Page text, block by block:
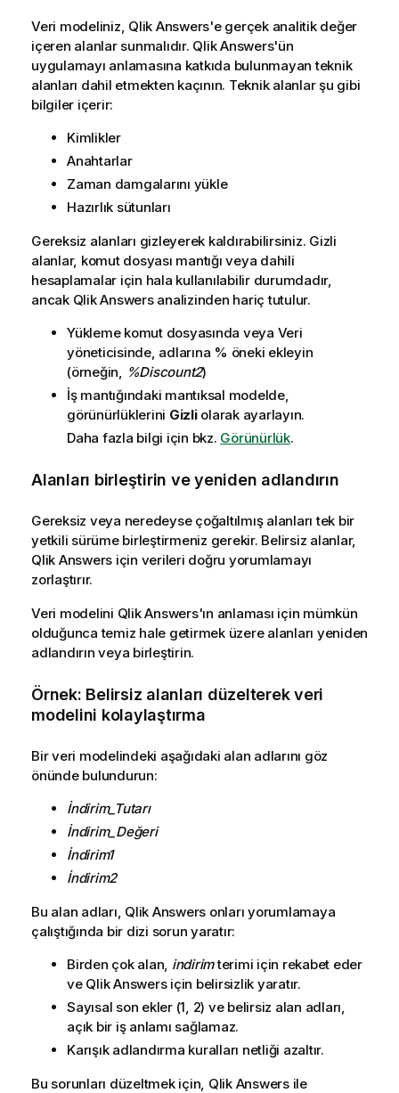
Veri modeliniz, Qlik Answers'e gerçek analitik değer
içeren alanlar sunmalıdır. Qlik Answers'ün
uygulamayı anlamasına katkıda bulunmayan teknik
alanları dahil etmekten kaçının. Teknik alanlar şu gibi
bilgiler içerir:
Kimlikler
Anahtarlar
Zaman damgalarını yükle
Hazırlık sütunları
Gereksiz alanları gizleyerek kaldırabilirsiniz. Gizli
alanlar, komut dosyası mantığı veya dahili
hesaplamalar için hala kullanılabilir durumdadır,
ancak Qlik Answersanalizinden hariç tutulur.
Yükleme komut dosyasında veya Veri
yöneticisinde, adlarına % öneki ekleyin
(örneğin, %Discount2)
İş mantığındaki mantıksal modelde,
görünürlüklerini Gizliolarak ayarlayın.
Daha fazla bilgi için bkz. Görünürlük.
Alanları birleştirin ve yeniden adlandırın
Gereksiz veya neredeyse çoğaltılmış alanları tek bir
yetkili sürüme birleştirmeniz gerekir. Belirsiz alanlar,
Qlik Answers için verileri doğru yorumlamayı
zorlaştırır.
Veri modelini Qlik Answers'ın anlaması için mümkün
olduğunca temiz hale getirmek üzere alanları yeniden
adlandırın veya birleştirin.
Örnek: Belirsiz alanları düzelterek veri
modelini kolaylaştırma
Bir veri modelindeki aşağıdaki alan adlarını göz
önünde bulundurun:
İndirim_Tutarı
İndirim_Değeri
İndirim1
İndirim2
Bu alan adları, Qlik Answers onları yorumlamaya
çalıştığında bir dizi sorun yaratır:
Birden çok alan, indirimterimi için rekabet eder
ve Qlik Answersiçin belirsizlik yaratır.
Sayısal son ekler (1, 2) ve belirsiz alan adları,
açık bir iş anlamı sağlamaz.
Karışık adlandırma kuralları netliği azaltır.
Bu sorunları düzeltmek için, Qlik Answersile